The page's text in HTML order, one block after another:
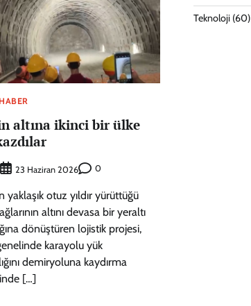
HABER
altına ikinci bir ülke
23 Haziran 2026 0
yaklaşık otuz yıldır yürüttüğü
altını devasa bir yeraltı
dönüştüren lojistik projesi,
karayolu yük
demiryoluna kaydırma
[…]
Teknoloji(60)